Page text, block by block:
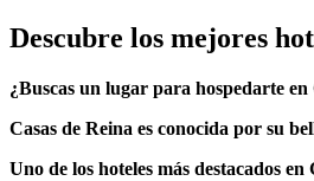
Descubre los mejores
¿Buscas un lugar para hospedarte
Casas de Reina es conocida por su
Uno de los hoteles más destacados